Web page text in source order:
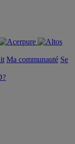
Ma communauté Se